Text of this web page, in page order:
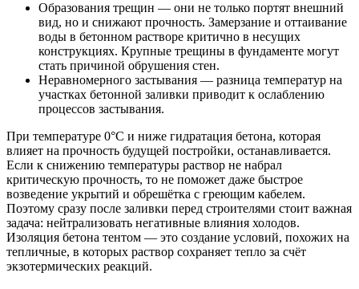
Образования трещин — они не только портят внешний
вид, но и снижают прочность. Замерзание и оттаивание
воды в бетонном растворе критично в несущих
конструкциях. Крупные трещины в фундаменте могут
стать причиной обрушения стен.
Неравномерного застывания — разница температур на
участках бетонной заливки приводит к ослаблению
процессов застывания.
При температуре 0°С и ниже гидратация бетона, которая
влияет на прочность будущей постройки, останавливается.
Если к снижению температуры раствор не набрал
критическую прочность, то не поможет даже быстрое
возведение укрытий и обрешётка с греющим кабелем.
Поэтому сразу после заливки перед строителями стоит важная
задача: нейтрализовать негативные влияния холодов.
Изоляция бетона тентом — это создание условий, похожих на
тепличные, в которых раствор сохраняет тепло за счёт
экзотермических реакций.